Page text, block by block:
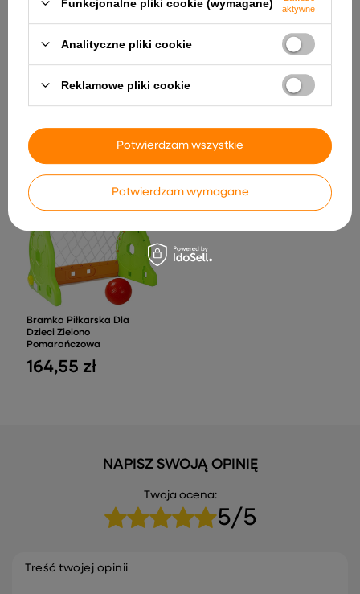
Quad na Akumulator
969,43 zł
Ładowarka R/C LED Zdalnie
172,78 zł
Bramka Piłkarska Dla
Dzieci Zielono
Pomarańczowa
164,55 zł
NAPISZ SWOJĄ OPINIĘ
Twoja ocena:
5/5
Treść twojej opinii
Funkcjonalne pliki cookie (wymagane)
aktywne
Analityczne pliki cookie
Reklamowe pliki cookie
Potwierdzam wymagane
Potwierdzam wszystkie